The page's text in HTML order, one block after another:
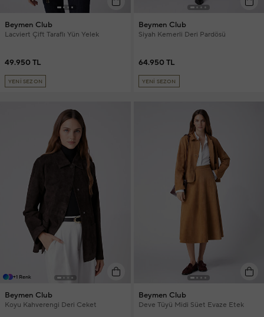
Beymen Club
Lacviert Çift Taraflı Yün Yelek
49.950 TL
YENİ SEZON
Beymen Club
Siyah Kemerli Deri Pardösü
64.950 TL
YENİ SEZON
+1 Renk
Beymen Club
Koyu Kahverengi Deri Ceket
Beymen Club
Deve Tüyü Midi Süet Evaze Etek